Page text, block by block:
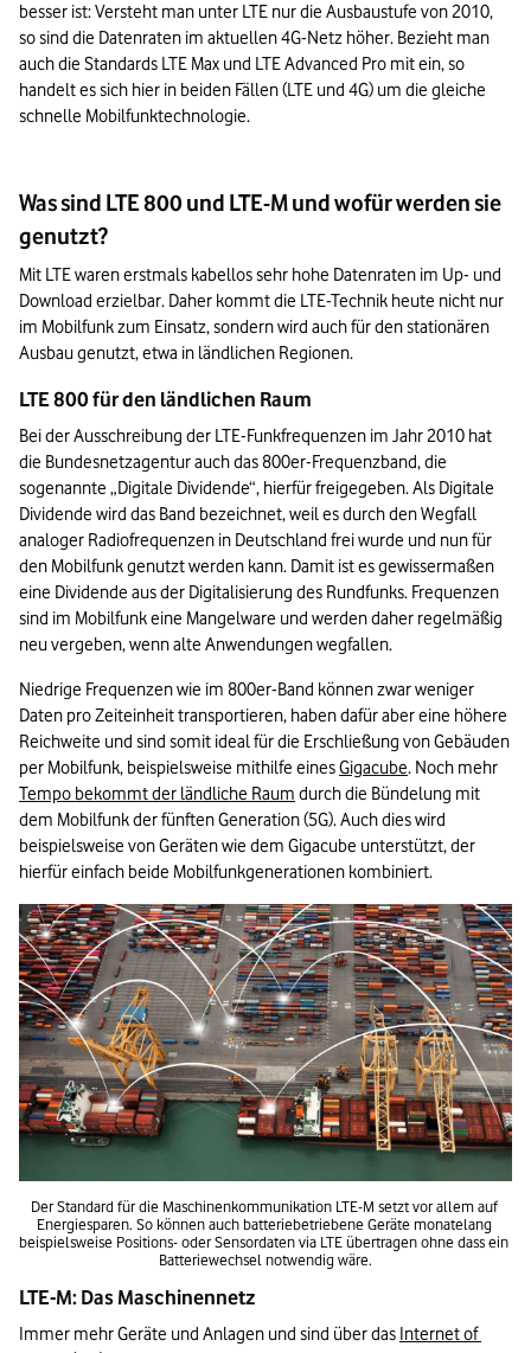
besser ist: Versteht man unter LTE nur die Ausbaustufe von 2010,
so sind die Datenraten im aktuellen 4G-Netz höher. Bezieht man
auch die Standards LTE Max und LTE Advanced Pro mit ein, so
handelt es sich hier in beiden Fällen (LTE und 4G) um die gleiche
schnelle Mobilfunktechnologie.
Was sind LTE 800 und LTE-M und wofür werden sie
genutzt?
Mit LTE waren erstmals kabellos sehr hohe Datenraten im Up- und
Download erzielbar. Daher kommt die LTE-Technik heute nicht nur
im Mobilfunk zum Einsatz, sondern wird auch für den stationären
Ausbau genutzt, etwa in ländlichen Regionen.
LTE 800 für den ländlichen Raum
Bei der Ausschreibung der LTE-Funkfrequenzen im Jahr 2010 hat
die Bundesnetzagentur auch das 800er-Frequenzband, die
sogenannte „Digitale Dividende“, hierfür freigegeben. Als Digitale
Dividende wird das Band bezeichnet, weil es durch den Wegfall
analoger Radiofrequenzen in Deutschland frei wurde und nun für
den Mobilfunk genutzt werden kann. Damit ist es gewissermaßen
eine Dividende aus der Digitalisierung des Rundfunks. Frequenzen
sind im Mobilfunk eine Mangelware und werden daher regelmäßig
neu vergeben, wenn alte Anwendungen wegfallen.
Niedrige Frequenzen wie im 800er-Band können zwar weniger
Daten pro Zeiteinheit transportieren, haben dafür aber eine höhere
Reichweite und sind somit ideal für die Erschließung von Gebäuden
per Mobilfunk, beispielsweise mithilfe eines Gigacube
Tempo bekommt der ländliche Raum durch die Bündelung mit
dem Mobilfunk der fünften Generation (5G). Auch dies wird
beispielsweise von Geräten wie dem Gigacube unterstützt, der
hierfür einfach beide Mobilfunkgenerationen kombiniert.
Der Standard für die Maschinenkommunikation LTE-M setzt vor allem auf
Energiesparen. So können auch batteriebetriebene Geräte monatelang
beispielsweise Positions- oder Sensordaten via LTE übertragen ohne dass ein
Batteriewechsel notwendig wäre.
LTE-M: Das Maschinennetz
Immer mehr Geräte und Anlagen und sind über das Internet of